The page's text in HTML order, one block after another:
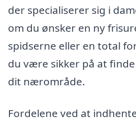
der specialiserer sig i
om du ønsker en ny
spidserne eller en total
du være sikker på at
dit nærområde.
Fordelene ved at